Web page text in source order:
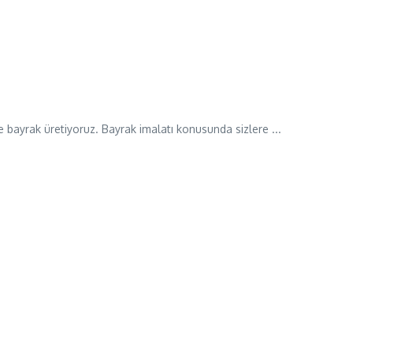
üretiyoruz. Bayrak imalatı konusunda sizlere ...